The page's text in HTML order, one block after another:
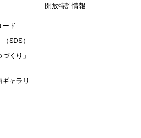
ード
SDS）
づくり」
ャラリ
開放特許情報